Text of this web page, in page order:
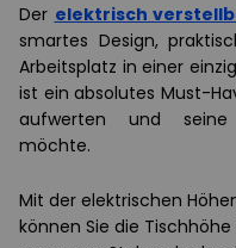
Der elektrisch
smartes Design,
Arbeitsplatz in einer
ist ein absolutes Must-
aufwerten und seine
möchte.
Mit der elektrischen
können Sie die